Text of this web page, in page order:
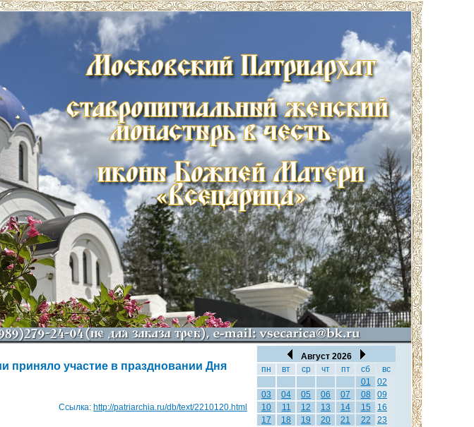
приняло участие в праздновании Дня
Ссылка: http://patriarchia.ru/db/text/2210120.html
Август 2026
пн
вт ср чт пт сб
вс
01
02
03
04 05 06 07 08
09
10
11 12 13 14 15
16
17
18 19 20 21 22
23